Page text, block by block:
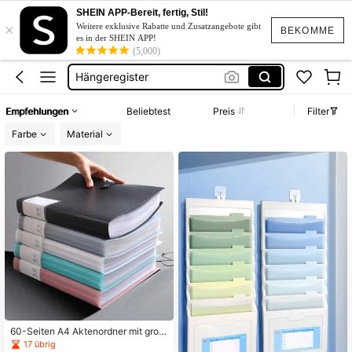
BEKOMME
×
SHEIN APP-Bereit, fertig, Stil!
Weitere exklusive Rabatte und Zusatzangebote gibt
es in der SHEIN APP!
(5,000)
Klassenzimmer
Büro Zubehör
Hängeregister
Ordner
Classroom
Klassenzimmer
Empfehlungen Beliebtest Preis
Filter
Farbe
Material
60-Seiten A4 Aktenordner mit groß
er Kapazität, 4 Farben erhältlich, ho
17 übrig